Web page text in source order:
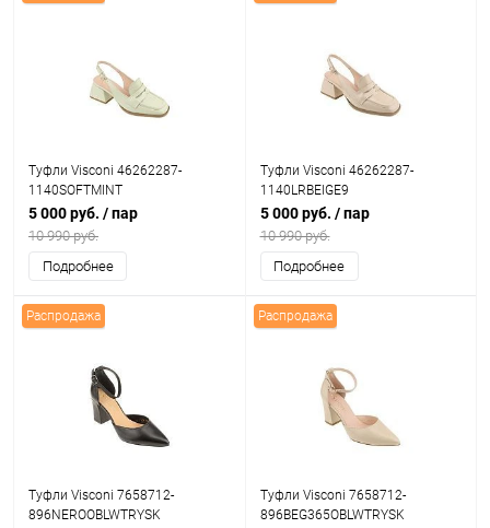
Туфли Visconi 46262287-
1140SOFTMINT
5 000 руб. / пар
10 990 руб.
Подробнее
Туфли Visconi 46262287-
1140LRBEIGE9
5 000 руб. / пар
10 990 руб.
Подробнее
Распродажа
Туфли Visconi 7658712-
896NEROOBLWTRYSK
Распродажа
Туфли Visconi 7658712-
896BEG365OBLWTRYSK